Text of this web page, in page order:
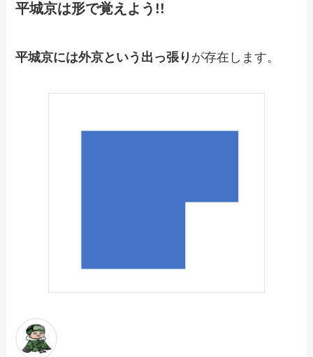
平城京は形で覚えよう!!
平城京には外京という出っ張り が存在します。